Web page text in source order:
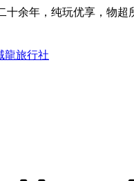
十余年，纯玩优享，物超
龍旅行社